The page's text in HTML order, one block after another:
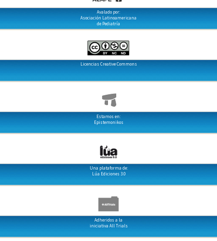
Avalado por:
Asociación Latinoamericana
de Pediatría
Licencias Creative Commons
Estamos en:
Epistemonikos
Una plataforma de:
Lúa Ediciones 3.0
Adheridos a la
iniciativa All Trials